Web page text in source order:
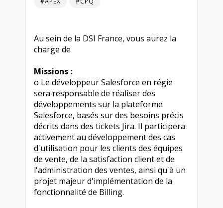
Au sein de la DSI France, vous aurez la
charge de
Missions :
o Le développeur Salesforce en régie
sera responsable de réaliser des
développements sur la plateforme
Salesforce, basés sur des besoins précis
décrits dans des tickets Jira. Il participera
activement au développement des cas
d'utilisation pour les clients des équipes
de vente, de la satisfaction client et de
l'administration des ventes, ainsi qu'à un
projet majeur d'implémentation de la
fonctionnalité de Billing.